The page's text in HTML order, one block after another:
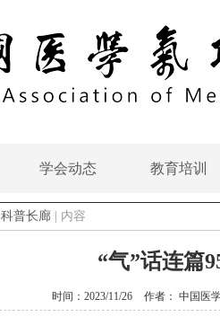
学会动态 教育培训
科普长廊 内容
“气”话连篇
时间：2023/11/26 作者： 中国医